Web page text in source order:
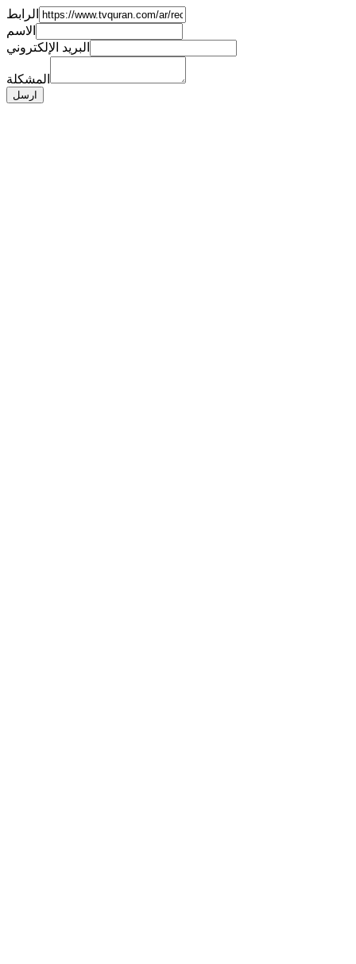
الرابط
الاسم
البريد الإلكتروني
المشكلة
ارسل